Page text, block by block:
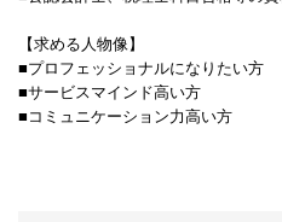
【求める人物像】
■プロフェッショナルになりたい方
■サービスマインド高い方
■コミュニケーション力高い方